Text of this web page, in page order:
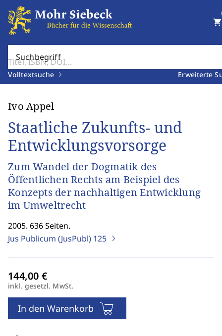
Suchbegriff
Volltextsuche Erweiterte
shopping_cart
Ivo Appel
Staatliche Zukunfts- und
Entwicklungsvorsorge
Zum Wandel der Dogmatik des
Öffentlichen Rechts am Beispiel des
Konzepts der nachhaltigen Entwicklung
im Umweltrecht
2005. 636 Seiten.
Jus Publicum (JusPubl) 125
inkl. gesetzl. MwSt.
In den Warenkorb